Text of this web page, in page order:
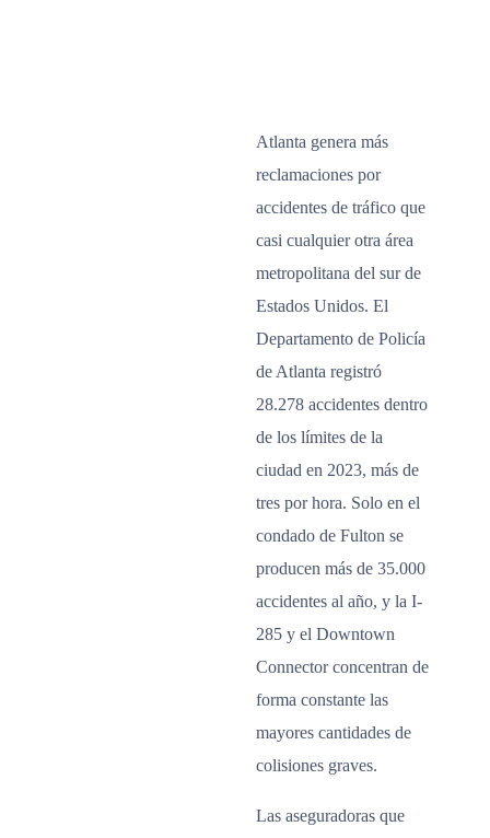
Atlanta genera más
reclamaciones por
accidentes de tráfico que
casi cualquier otra área
metropolitana del sur de
Estados Unidos. El
Departamento de Policía
de Atlanta registró
28.278 accidentes dentro
de los límites de la
ciudad en 2023, más de
tres por hora. Solo en el
condado de Fulton se
producen más de 35.000
accidentes al año, y la I-
285 y el Downtown
Connector concentran de
forma constante las
mayores cantidades de
colisiones graves.
Las aseguradoras que